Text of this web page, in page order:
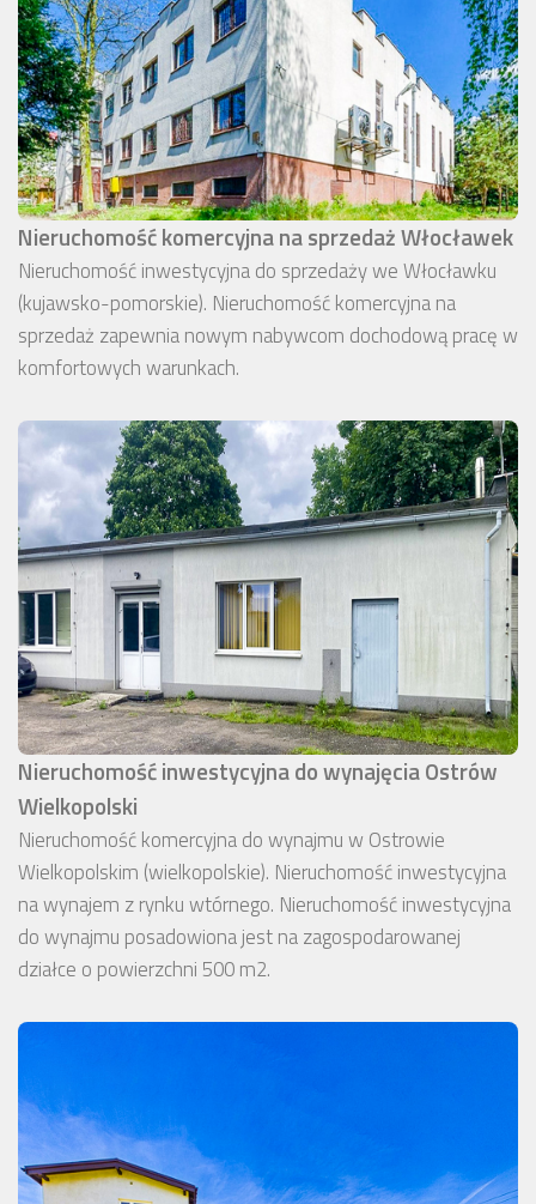
Nieruchomość komercyjna na sprzedaż Włocławek
Nieruchomość inwestycyjna do sprzedaży we Włocławku
(kujawsko-pomorskie). Nieruchomość komercyjna na
sprzedaż zapewnia nowym nabywcom dochodową pracę w
komfortowych warunkach.
Nieruchomość inwestycyjna do wynajęcia Ostrów
Wielkopolski
Nieruchomość komercyjna do wynajmu w Ostrowie
Wielkopolskim (wielkopolskie). Nieruchomość inwestycyjna
na wynajem z rynku wtórnego. Nieruchomość inwestycyjna
do wynajmu posadowiona jest na zagospodarowanej
działce o powierzchni 500 m2.